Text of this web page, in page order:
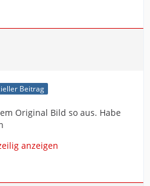
Beitrag
Original Bild so aus. Habe
anzeigen